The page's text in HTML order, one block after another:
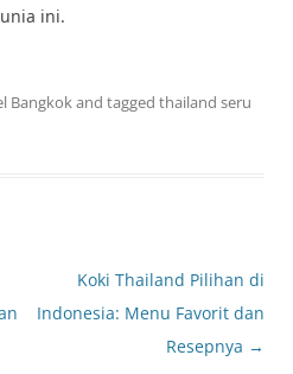
ini.
Bangkokand tagged thailand seru
Koki Thailand Pilihan di
Indonesia: Menu Favorit dan
Resepnya →